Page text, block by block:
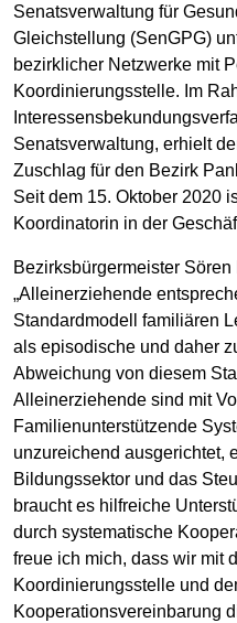
Senatsverwaltung für
Gleichstellung (SenGPG)
bezirklicher Netzwerke mit
Koordinierungsstelle. Im
Senatsverwaltung, erhielt
Zuschlag für den Bezirk
Seit dem 15. Oktober 2020
Koordinatorin in der
Bezirksbürgermeister Sören
„Alleinerziehende
Standardmodell familiären
als episodische und daher
Abweichung von diesem
Alleinerziehende sind mit
Familienunterstützende
unzureichend ausgerichtet,
Bildungssektor und das
braucht es hilfreiche
durch systematische
freue ich mich, dass wir mit
Koordinierungsstelle und
Kooperationsvereinbarung